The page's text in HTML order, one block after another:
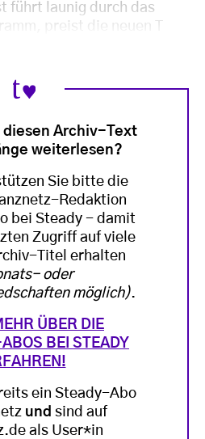
führt launig durch das
preist die neuen T
diesen Archiv-Text
weiterlesen?
Sie bitte die
Redaktion
bei Steady - damit
Zugriff auf viele
Titel erhalten
oder
möglich).
ÜBER DIE
BEI STEADY
ein Steady-Abo
und sind auf
als User*in